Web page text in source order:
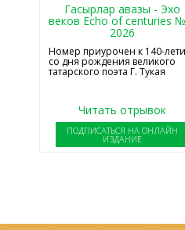
Гасырлар авазы - Эхо
веков Echo of centuries
2026
Номер приурочен к 140-
со дня рождения великого
татарского поэта Г. Тукая
Читать отрывок
ПОДПИСАТЬСЯ НА ОНЛАЙН
ИЗДАНИЕ